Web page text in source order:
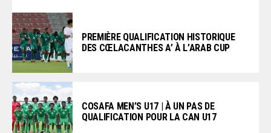
PREMIÈRE QUALIFICATION HISTORIQUE
DES CŒLACANTHES A’ À L’ARAB CUP
COSAFA MEN’S U17 | À UN PAS DE
QUALIFICATION POUR LA CAN U17